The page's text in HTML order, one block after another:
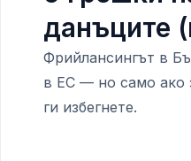
данъците
Фрийлансингът в
в ЕС — но само ако
ги избегнете.